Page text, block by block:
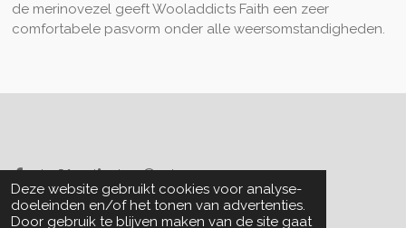
Deze website gebruikt cookies voor analyse-
doeleinden en/of het tonen van advertenties.
Door gebruik te blijven maken van de site gaat
de merinovezel geeft Wooladdicts Faith een zeer
comfortabele pasvorm onder alle weersomstandigheden.
Delen Deel Share Delen
© 2019 Creashop Duymelot.